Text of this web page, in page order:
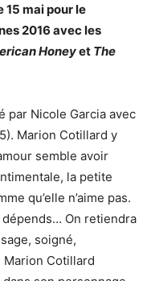
mai pour le
2016 avec les
Honeyet The
par Nicole Garcia avec
Marion Cotillard y
semble avoir
la petite
qu’elle n’aime pas.
dépends… On retiendra
soigné,
Cotillard